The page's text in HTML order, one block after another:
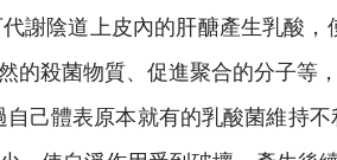
謝陰道上皮內的肝醣產生乳酸，
的殺菌物質、促進聚合的分子等
己體表原本就有的乳酸菌維持